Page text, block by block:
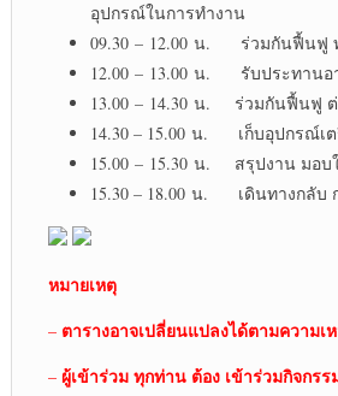
อุปกรณ์ในการทำงาน
09.30 – 12.00 น. ร่วมกันฟื้นฟู
12.00 – 13.00 น. รับประทานอ
13.00 – 14.30 น. ร่วมกันฟื้นฟู
14.30 – 15.00 น. เก็บอุปกรณ์เ
15.00 – 15.30 น. สรุปงาน มอบ
15.30 – 18.00 น. เดินทางกลับ
หมายเหตุ
– ตารางอาจเปลี่ยนแปลงได้ตามความเ
– ผู้เข้าร่วม ทุกท่าน ต้อง เข้าร่วมกิจกรร